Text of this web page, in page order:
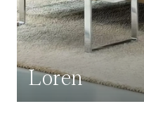
Loren